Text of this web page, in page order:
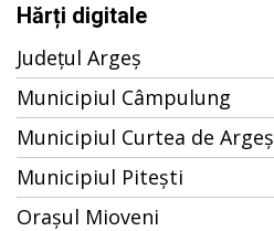
Hărți digitale
Județul Argeș
Municipiul Câmpulung
Municipiul Curtea de Argeș
Municipiul Pitești
Orașul Mioveni